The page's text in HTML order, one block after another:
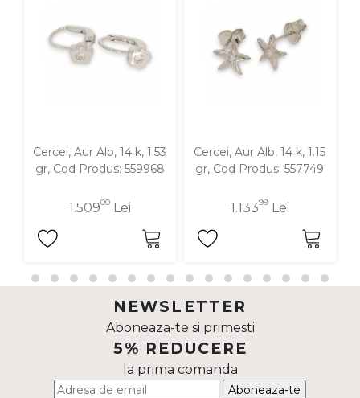
Cercei, Aur Alb, 14 k, 1.53
gr, Cod Produs: 559968
1.50900Lei
Cercei, Aur Alb, 14 k, 1.15
gr, Cod Produs: 557749
1.13399Lei
NEWSLETTER
Aboneaza-te si primesti
5% REDUCERE
la prima comanda
Aboneaza-te